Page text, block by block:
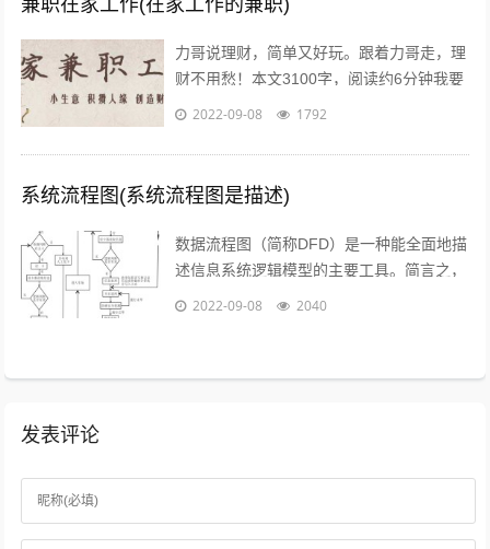
兼职在家工作(在家工作的兼职)
力哥说理财，简单又好玩。跟着力哥走，理
财不用愁！本文3100字，阅读约6分钟我要
介绍的赚钱工作就是兼职写稿赚稿费。主业
2022-09-08 1792
系统流程图(系统流程图是描述)
数据流程图（简称DFD）是一种能全面地描
述信息系统逻辑模型的主要工具。简言之，
就是以图形的方式来描述数据在系统流程中
2022-09-08 2040
发表评论